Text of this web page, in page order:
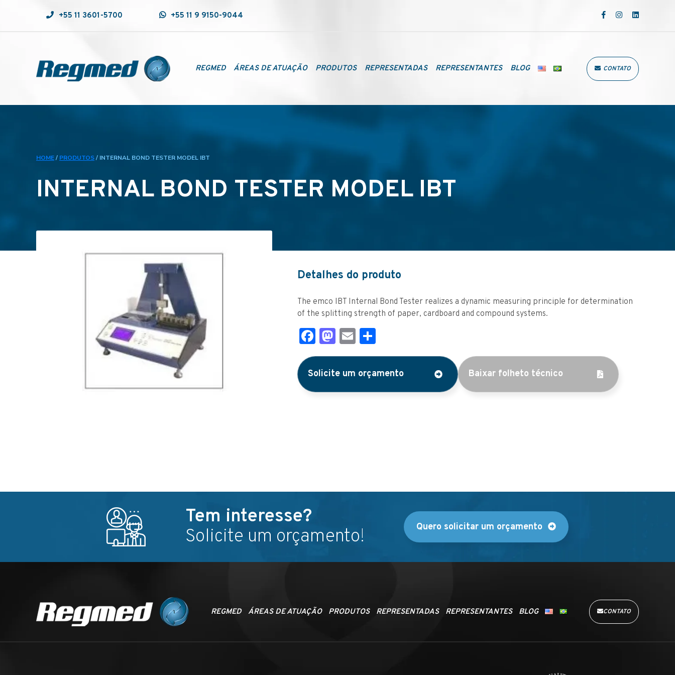
+55 11 3601-5700 +55 11 9 9150-9044
REGMED ÁREAS DE ATUAÇÃO PRODUTOS REPRESENTADAS REPRESENTANTES BLOG CONTATO
HOME/ PRODUTOS/ INTERNAL BOND TESTER MODEL IBT
INTERNAL BOND TESTER MODEL IBT
Detalhes do produto
The emco IBT Internal Bond Tester realizes a dynamic measuring principle for determination
of the splitting strength of paper, cardboard and compound systems.
Facebook
Mastodon
Email
Solicite um orçamento Baixar folheto técnico
Tem interesse?
Solicite um orçamento!
Quero solicitar um orçamento
REGMED ÁREAS DE ATUAÇÃO PRODUTOS REPRESENTADAS REPRESENTANTES BLOG CONTATO